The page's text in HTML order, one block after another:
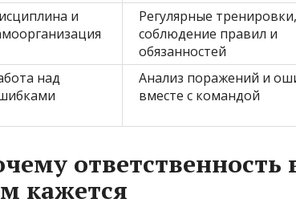
и
Регулярные тренировки,
соблюдение правил и
обязанностей
над
Анализ поражений и
вместе с командой
кажется